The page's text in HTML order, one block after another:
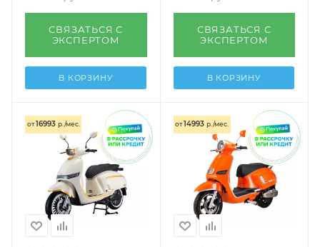
СВЯЗАТЬСЯ С
ЭКСПЕРТОМ
В КОРЗИНУ
СВЯЗАТЬСЯ С
ЭКСПЕРТОМ
В КОРЗИНУ
от16993 р./мес. от14993 р./мес.